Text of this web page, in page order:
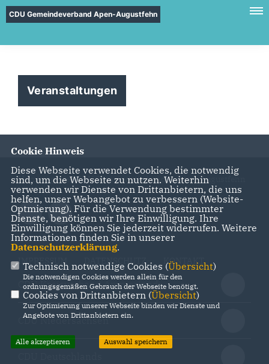
CDU Gemeindeverband Apen-Augustfehn
Veranstaltungen
Homepage des CDU Gemeindeverbandes Apen-Augustfehn
IMPRESSUM DATENSCHUTZ KONTAKT
CDU Kreisverband Ammerland
CDU Niedersachsen
Cookie Hinweis
Diese Webseite verwendet Cookies, die notwendig
sind, um die Webseite zu nutzen. Weiterhin
verwenden wir Dienste von Drittanbietern, die uns
helfen, unser Webangebot zu verbessern (Website-
Optmierung). Für die Verwendung bestimmter
Dienste, benötigen wir Ihre Einwilligung. Ihre
Einwilligung können Sie jederzeit widerrufen. Weitere
Informationen finden Sie in unserer
Datenschutzerklärung.
Technisch notwendige Cookies (Übersicht)
Die notwendigen Cookies werden allein für den
ordnungsgemäßen Gebrauch der Webseite benötigt.
Cookies von Drittanbietern (Übersicht)
Zur Optimierung unserer Webseite binden wir Dienste und
Angebote von Drittanbietern ein.
Alle akzeptieren Auswahl speichern